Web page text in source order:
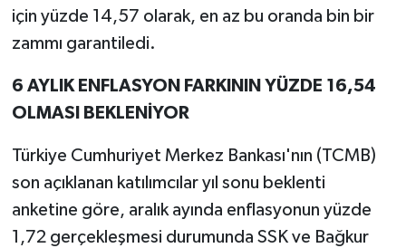
için yüzde 14,57 olarak, en az bu oranda bin bir
zammı garantiledi.
6 AYLIK ENFLASYON FARKININ YÜZDE 16,54
OLMASI BEKLENİYOR
Türkiye Cumhuriyet Merkez Bankası'nın (TCMB)
son açıklanan katılımcılar yıl sonu beklenti
anketine göre, aralık ayında enflasyonun yüzde
1,72 gerçekleşmesi durumunda SSK ve Bağkur